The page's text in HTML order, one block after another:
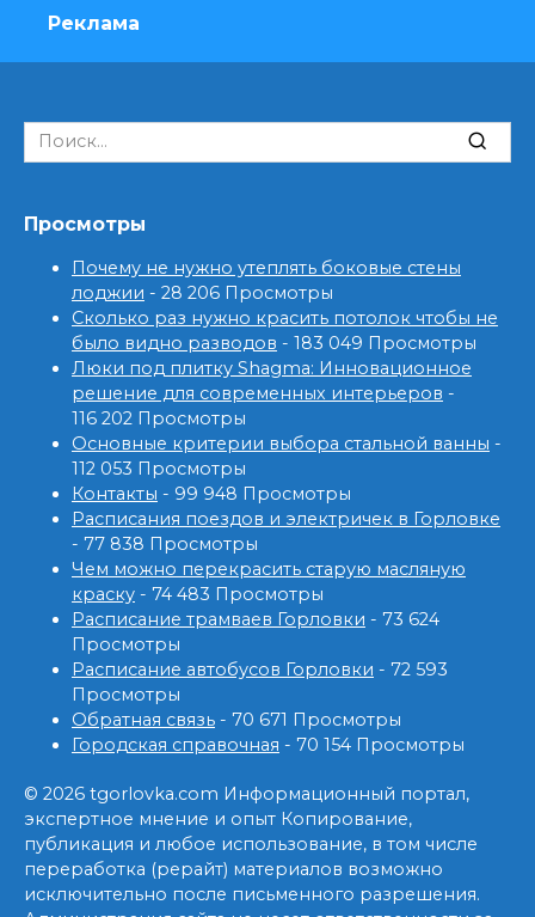
Реклама
Search
for:
Просмотры
Почему не нужно утеплять боковые стены
лоджии - 28 206 Просмотры
Сколько раз нужно красить потолок чтобы не
было видно разводов - 183 049 Просмотры
Люки под плитку Shagma: Инновационное
решение для современных интерьеров -
116 202 Просмотры
Основные критерии выбора стальной ванны -
112 053 Просмотры
Контакты - 99 948 Просмотры
Расписания поездов и электричек в Горловке
- 77 838 Просмотры
Чем можно перекрасить старую масляную
краску - 74 483 Просмотры
Расписание трамваев Горловки - 73 624
Просмотры
Расписание автобусов Горловки - 72 593
Просмотры
Обратная связь - 70 671 Просмотры
Городская справочная - 70 154 Просмотры
© 2026 tgorlovka.com Информационный портал,
экспертное мнение и опыт Копирование,
публикация и любое использование, в том числе
переработка (рерайт) материалов возможно
исключительно после письменного разрешения.